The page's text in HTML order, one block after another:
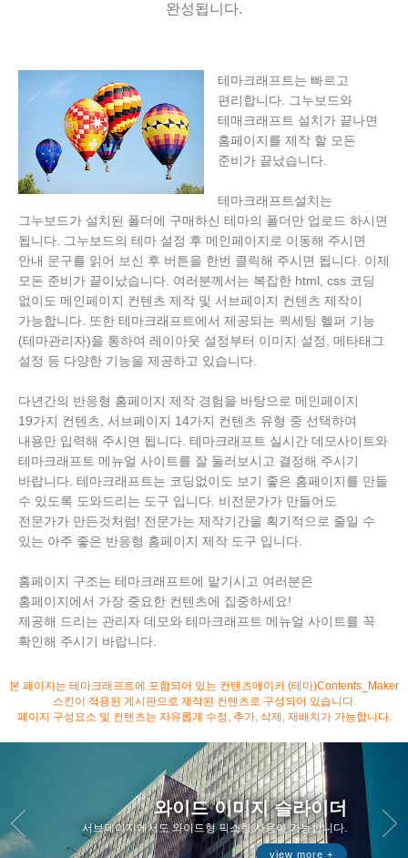
완성됩니다.
테마크래프트는 빠르고
편리합니다. 그누보드와
테매크래프트 설치가 끝나면
홈페이지를 제작 할 모든
준비가 끝났습니다.
테마크래프트설치는
그누보드가 설치된 폴더에 구매하신 테마의 폴더만 업로드 하시면
됩니다. 그누보드의 테마 설정 후 메인페이지로 이동해 주시면
안내 문구를 읽어 보신 후 버튼을 한번 클릭해 주시면 됩니다. 이제
모든 준비가 끝이났습니다. 여러분께서는 복잡한 html, css 코딩
없이도 메인페이지 컨텐츠 제작 및 서브페이지 컨텐츠 제작이
가능합니다. 또한 테마크래프트에서 제공되는 퀵세팅 헬퍼 기능
(테마관리자)을 통하여 레이아웃 설정부터 이미지 설정, 메타태그
설정 등 다양한 기능을 제공하고 있습니다.
다년간의 반응형 홈페이지 제작 경험을 바탕으로 메인페이지
19가지 컨텐츠, 서브페이지 14가지 컨텐츠 유형 중 선택하여
내용만 입력해 주시면 됩니다. 테마크래프트 실시간 데모사이트와
테마크래프트 메뉴얼 사이트를 잘 둘러보시고 결정해 주시기
바랍니다. 테마크래프트는 코딩없이도 보기 좋은 홈페이지를 만들
수 있도록 도와드리는 도구 입니다. 비전문가가 만들어도
전문가가 만든것처럼! 전문가는 제작기간을 획기적으로 줄일 수
있는 아주 좋은 반응형 홈페이지 제작 도구 입니다.
홈페이지 구조는 테마크래프트에 맡기시고 여러분은
홈페이지에서 가장 중요한 컨텐츠에 집중하세요!
제공해 드리는 관리자 데모와 테마크래프트 메뉴얼 사이트를 꼭
확인해 주시기 바랍니다.
본 페이지는 테마크래프트에 포함되어 있는 컨텐츠메이커 (테마)Contents_Maker
스킨이 적용된 게시판으로 제작된 컨텐츠로 구성되어 있습니다.
페이지 구성요소 및 컨텐츠는 자유롭게 수정, 추가, 삭제, 재배치가 가능합니다.
와이드 이미지 슬라이더
서브페이지에서도 와이드형 픽스형 사용이 가능합니다.
view more +